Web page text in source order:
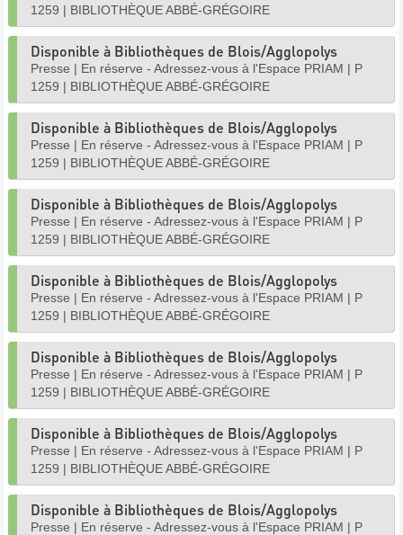
1259 | BIBLIOTHÈQUE ABBÉ-GRÉGOIRE
Disponible à Bibliothèques de Blois/Agglopolys
Presse | En réserve - Adressez-vous à l'Espace PRIAM | P
1259 | BIBLIOTHÈQUE ABBÉ-GRÉGOIRE
Disponible à Bibliothèques de Blois/Agglopolys
Presse | En réserve - Adressez-vous à l'Espace PRIAM | P
1259 | BIBLIOTHÈQUE ABBÉ-GRÉGOIRE
Disponible à Bibliothèques de Blois/Agglopolys
Presse | En réserve - Adressez-vous à l'Espace PRIAM | P
1259 | BIBLIOTHÈQUE ABBÉ-GRÉGOIRE
Disponible à Bibliothèques de Blois/Agglopolys
Presse | En réserve - Adressez-vous à l'Espace PRIAM | P
1259 | BIBLIOTHÈQUE ABBÉ-GRÉGOIRE
Disponible à Bibliothèques de Blois/Agglopolys
Presse | En réserve - Adressez-vous à l'Espace PRIAM | P
1259 | BIBLIOTHÈQUE ABBÉ-GRÉGOIRE
Disponible à Bibliothèques de Blois/Agglopolys
Presse | En réserve - Adressez-vous à l'Espace PRIAM | P
1259 | BIBLIOTHÈQUE ABBÉ-GRÉGOIRE
Disponible à Bibliothèques de Blois/Agglopolys
Presse | En réserve - Adressez-vous à l'Espace PRIAM | P